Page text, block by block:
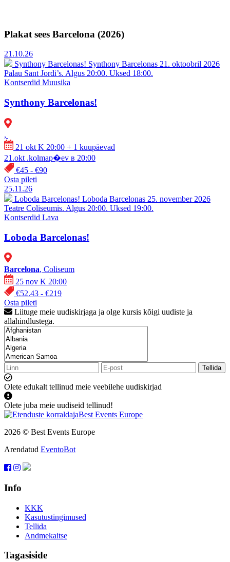
Plakat sees Barcelona (2026)
21.10.26
Synthony Barcelonas! Synthony Barcelonas 21. oktoobril 2026
Palau Sant Jordi’s. Algus 20:00. Uksed 18:00.
Kontserdid Muusika
Synthony Barcelonas!
,
21 okt K 20:00 + 1 kuupäevad
21.okt .kolmap�ev в 20:00
€45 - €90
Osta pileti
25.11.26
Loboda Barcelonas! Loboda Barcelonas 25. november 2026
Teatre Coliseumis. Algus 20:00. Uksed 19:00.
Kontserdid Lava
Loboda Barcelonas!
Barcelona, Coliseum
25 nov K 20:00
€52.43 - €219
Osta pileti
Liituge meie uudiskirjaga ja olge kursis kõigi uudiste ja
allahindlustega.
Tellida
Olete edukalt tellinud meie veebilehe uudiskirjad
Olete juba meie uudiseid tellinud!
2026 © Best Events Europe
Arendatud EventoBot
Info
KKK
Kasutustingimused
Tellida
Andmekaitse
Tagasiside